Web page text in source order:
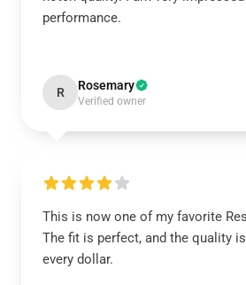
performance.
R Rosemary
Verified owner
This is now one of my favorite
The fit is perfect, and the quality
every dollar.